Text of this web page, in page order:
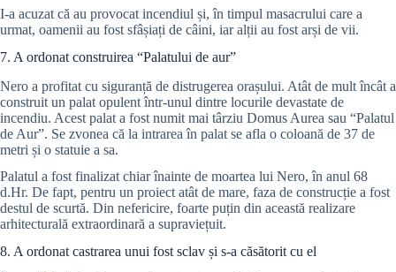
I-a acuzat că au provocat incendiul și, în timpul masacrului care a
urmat, oamenii au fost sfâșiați de câini, iar alții au fost arși de vii.
7. A ordonat construirea “Palatului de aur”
Nero a profitat cu siguranță de distrugerea orașului. Atât de mult încât a
construit un palat opulent într-unul dintre locurile devastate de
incendiu. Acest palat a fost numit mai târziu Domus Aurea sau “Palatul
de Aur”. Se zvonea că la intrarea în palat se afla o coloană de 37 de
metri și o statuie a sa.
Palatul a fost finalizat chiar înainte de moartea lui Nero, în anul 68
d.Hr. De fapt, pentru un proiect atât de mare, faza de construcție a fost
destul de scurtă. Din nefericire, foarte puțin din această realizare
arhitecturală extraordinară a supraviețuit.
8. A ordonat castrarea unui fost sclav și s-a căsătorit cu el